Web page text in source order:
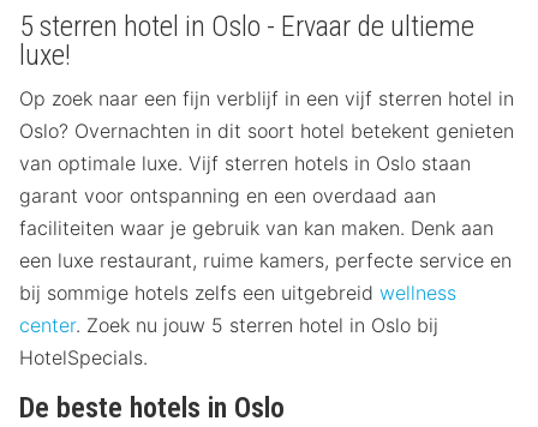
5 sterren hotel in Oslo - Ervaar de ultieme
luxe!
Op zoek naar een fijn verblijf in een vijf sterren hotel in
Oslo? Overnachten in dit soort hotel betekent genieten
van optimale luxe. Vijf sterren hotels in Oslo staan
garant voor ontspanning en een overdaad aan
faciliteiten waar je gebruik van kan maken. Denk aan
een luxe restaurant, ruime kamers, perfecte service en
bij sommige hotels zelfs een uitgebreid wellness
center. Zoek nu jouw 5 sterren hotel in Oslo bij
HotelSpecials.
De beste hotels in Oslo